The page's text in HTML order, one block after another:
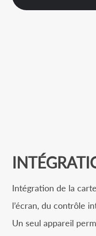
Intégration de la
l’écran, du contrôle
Un seul appareil